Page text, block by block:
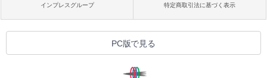
インプレスグループ 特定商取引法に基づく表示
PC版で見る